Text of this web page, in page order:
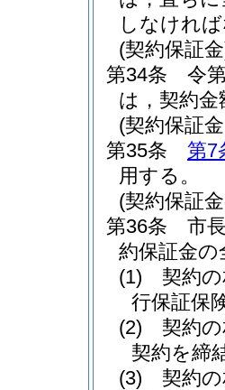
しなけれ
(契約保証
第34条
令
は，契約
(契約保証
第35条
第7
用する。
(契約保証
第36条
市
約保証金
(1)
契約
行保証保
(2)
契約
契約を締
(3)
契約